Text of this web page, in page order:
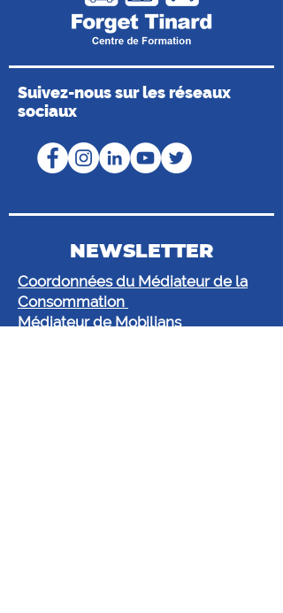
Suivez-nous sur les réseaux
sociaux
NEWSLETTER
Coordonnées du Médiateur de la
Consommation
Médiateur de Mobilians